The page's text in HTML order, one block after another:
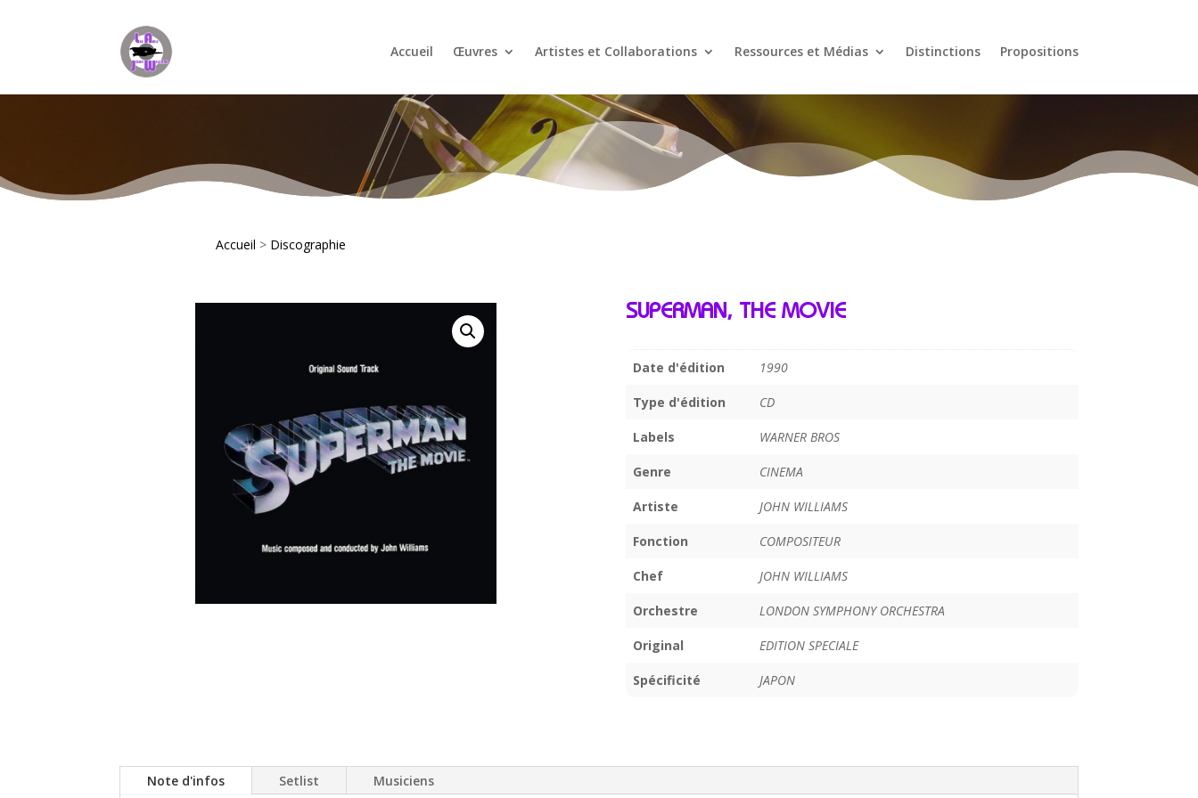
Accueil Œuvres Artistes et Collaborations Ressources et Médias Distinctions Propositions
Accueil > Discographie
SUPERMAN, THE MOVIE
Date d'édition 1990
Type d'édition CD
Labels WARNER BROS
Genre CINEMA
Artiste JOHN WILLIAMS
Fonction COMPOSITEUR
Chef JOHN WILLIAMS
Orchestre LONDON SYMPHONY ORCHESTRA
Original EDITION SPECIALE
Spécificité JAPON
Note d'infos Setlist Musiciens